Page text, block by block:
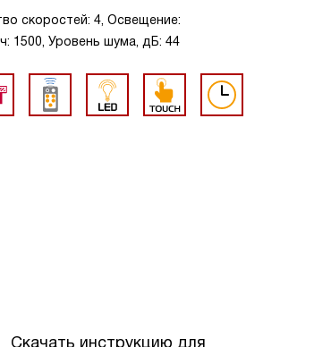
скоростей: 4, Освещение:
1500, Уровень шума, дБ: 44
Скачать инструкцию для